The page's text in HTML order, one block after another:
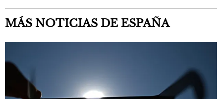
MÁS NOTICIAS DE ESPAÑA